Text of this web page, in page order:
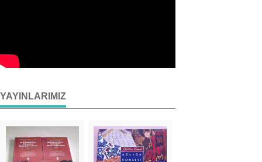
YAYINLARIMIZ